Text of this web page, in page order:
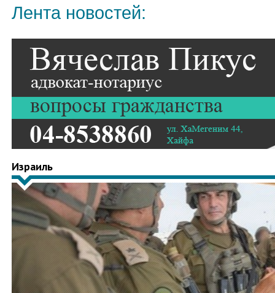
Лента новостей:
Израиль